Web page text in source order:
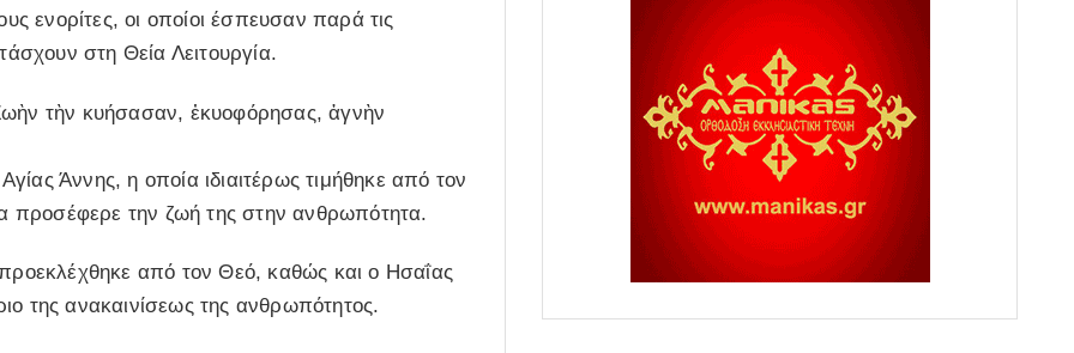
ενορίτες, οι οποίοι έσπευσαν παρά τις
στη Θεία Λειτουργία.
τὴν κυήσασαν, ἐκυοφόρησας, ἁγνὴν
Άννης, η οποία ιδιαιτέρως τιμήθηκε από τον
προσέφερε την ζωή της στην ανθρωπότητα.
από τον Θεό, καθώς και ο Ησαΐας
της ανακαινίσεως της ανθρωπότητος.